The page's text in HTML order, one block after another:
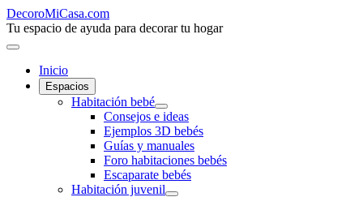
DecoroMiCasa.com
Tu espacio de ayuda para decorar tu hogar
Inicio
Espacios
Habitación bebé
Consejos e ideas
Ejemplos 3D bebés
Guías y manuales
Foro habitaciones bebés
Escaparate bebés
Habitación juvenil